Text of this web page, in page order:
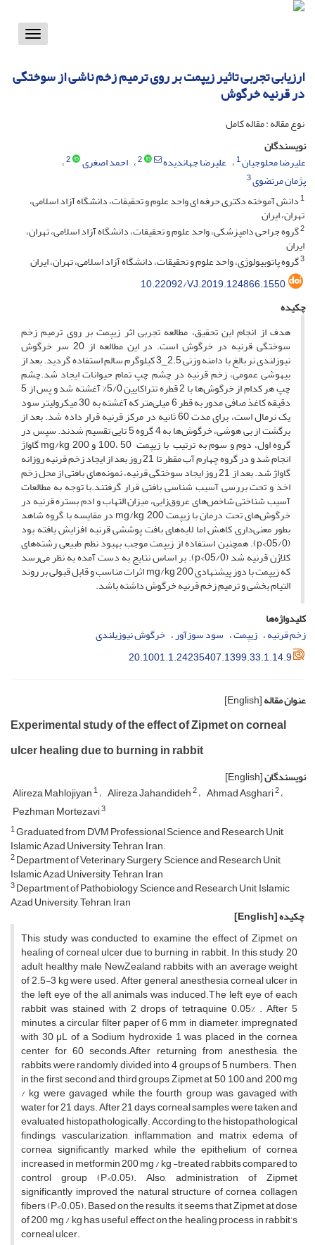
Toggle
ارزیابی تجربی تاثیر زیپمت بر روی ترمیم زخم ناشی از سوختگی
در قرنیه خرگوش
نوع مقاله : مقاله کامل
نویسندگان
علیرضا محلوجیان1 علیرضا جهاندیده 2 احمد اصغری 2
پژمان مرتضوی3
1دانش آموخته دکتری حرفه ای واحد علوم و تحقیقات، دانشگاه آزاد اسلامی،
تهران، ایران
2گروه جراحی دامپزشکی، واحد علوم و تحقیقات، دانشگاه آزاد اسلامی، تهران،
ایران
3گروه پاتوبیولوژی، واحد علوم و تحقیقات، دانشگاه آزاد اسلامی، تهران، ایران
10.22092/VJ.2019.124866.1550
چکیده
هدف از انجام این تحقیق، مطالعه تجربی اثر زیپمت بر روی ترمیم زخم
سوختگی قرنیه در خرگوش است. در این مطالعه از 20 سر خرگوش
نیوزلندی نر بالغ با دامنه وزنی 2.5_3 کیلوگرم سالم استفاده گردید. بعد از
بیهوشی عمومی، زخم قرنیه در چشم چپ تمام حیوانات ایجاد شد.چشم
چپ هر کدام از خرگوش‌ها با 2 قطره تتراکایین 5/0% آغشته شد و پس از 5
دقیقه کاغذ صافی مدور به قطر 6 میلی‌متر که آغشته به 30 میکرولیتر سود
یک نرمال است، برای مدت 60 ثانیه در مرکز قرنیه قرار داده ‌شد. بعد از
برگشت از بی هوشی، خرگوش‌ها به 4 گروه 5 تایی تقسیم شدند. سپس در
گروه اول، دوم و سوم به ترتیب با زیپمت 50 ،100 و mg/kg 200 گاواژ
انجام شد و در گروه چهارم آب مقطر تا 21 روز بعد از ایجاد زخم قرنیه روزانه
گاواژ شد. بعد از 21 روز ایجاد سوختگی قرنیه، نمونه‌های بافتی از محل زخم
اخذ و تحت بررسی آسیب شناسی بافتی قرار گرفتند.با توجه به مطالعات
آسیب شناختی شاخص‌های عروق‌زایی، میزان التهاب و ادم بستره قرنیه در
خرگوش‌های تحت درمان با زیپمت mg/kg 200 در مقایسه با گروه شاهد
بطور معنی‌داری کاهش اما لایه‌های بافت پوششی قرنیه افزایش یافته بود
(05/0>p). همچنین استفاده از زیپمت موجب بهبود نظم طبیعی رشته‌های
کلاژن قرنیه شد (05/0>p). بر اساس نتایج به دست آمده به نظر می‌رسد
که زیپمت با دوز پیشنهادی mg/kg 200 اثرات مناسب و قابل قبولی بر روند
التیام بخشی و ترمیم زخم قرنیه خرگوش داشته باشد.
کلیدواژه‌ها
زخم قرنیه زیپمت سود سوزآور خرگوش نیوزیلندی
20.1001.1.24235407.1399.33.1.14.9
عنوان مقاله[English]
Experimental study of the effect of Zipmet on corneal
ulcer healing due to burning in rabbit
نویسندگان[English]
Alireza Mahlojiyan1 Alireza Jahandideh2 Ahmad Asghari2
Pezhman Mortezavi3
1Graduated from DVM Professional Science and Research Unit,
Islamic Azad University, Tehran, Iran.
2Department of Veterinary Surgery, Science and Research Unit,
Islamic Azad University, Tehran, Iran
3Department of Pathobiology, Science and Research Unit, Islamic
Azad University, Tehran, Iran
چکیده[English]
This study was conducted to examine the effect of Zipmet on
healing of corneal ulcer due to burning in rabbit. In this study, 20
adult healthy male NewZealand rabbits with an average weight
of 2.5-3 kg were used. After general anesthesia, corneal ulcer in
the left eye of the all animals was induced.The left eye of each
rabbit was stained with 2 drops of tetraquine 0.05% . After 5
minutes, a circular filter paper of 6 mm in diameter, impregnated
with 30 μL of a Sodium hydroxide 1 was placed in the cornea
center for 60 seconds.After returning from anesthesia, the
rabbits were randomly divided into 4 groups of 5 numbers. Then,
in the first, second and third groups, Zipmet at 50, 100 and 200 mg
/ kg were gavaged, while the fourth group was gavaged with
water for 21 days. After 21 days, corneal samples were taken and
evaluated histopathologically. According to the histopathological
findings, vascularization, inflammation and matrix edema of
cornea significantly marked while the epithelium of cornea
increased in metformin 200 mg / kg -treated rabbits compared to
control group (P<0.05). Also, administration of Zipmet
significantly improved the natural structure of cornea collagen
fibers (P<0.05). Based on the results, it seems that Zipmet at dose
of 200 mg / kg has useful effect on the healing process in rabbit’s
corneal ulcer.